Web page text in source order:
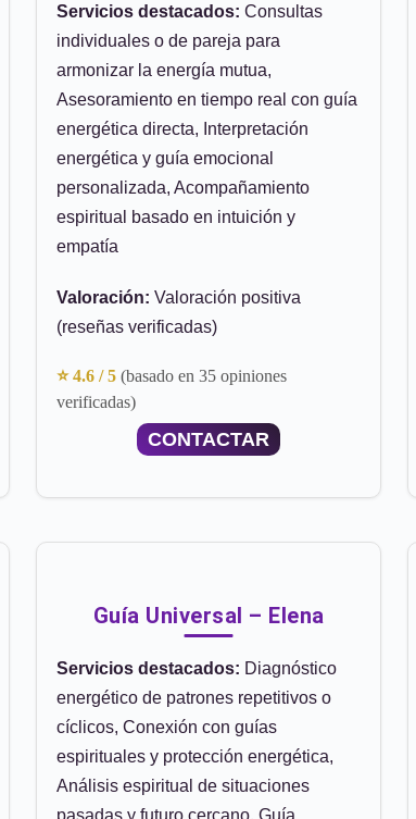
Servicios destacados: Consultas
individuales o de pareja para
armonizar la energía mutua,
Asesoramiento en tiempo real con guía
energética directa, Interpretación
energética y guía emocional
personalizada, Acompañamiento
espiritual basado en intuición y
empatía
Valoración: Valoración positiva
(reseñas verificadas)
⭐ 4.6 / 5 (basado en 35 opiniones
verificadas)
CONTACTAR
Guía Universal – Elena
Servicios destacados: Diagnóstico
energético de patrones repetitivos o
cíclicos, Conexión con guías
espirituales y protección energética,
Análisis espiritual de situaciones
pasadas y futuro cercano, Guía